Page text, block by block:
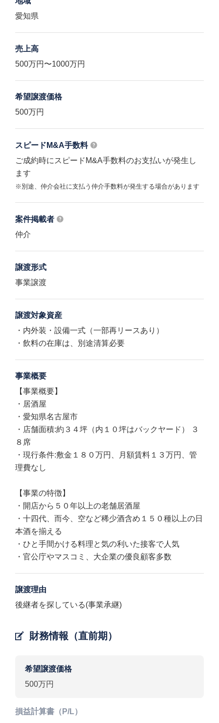
愛知県
売上高
500万円〜1000万円
希望譲渡価格
500万円
スピードM&A手数料
ご成約時にスピードM&A手数料のお支払いが発生し
ます
※別途、仲介会社に支払う仲介手数料が発生する場合があります
案件掲載者
仲介
譲渡形式
事業譲渡
譲渡対象資産
・内外装・設備一式（一部再リースあり）
・飲料の在庫は、別途清算必要
事業概要
【事業概要】
・居酒屋
・愛知県名古屋市
・店舗面積:約３４坪（内１０坪はバックヤード） ３
８席
・現行条件:敷金１８０万円、月額賃料１３万円、管
理費なし
【事業の特徴】
・開店から５０年以上の老舗居酒屋
・十四代、而今、空など稀少酒含め１５０種以上の日
本酒を揃える
・ひと手間かける料理と気の利いた接客で人気
・官公庁やマスコミ、大企業の優良顧客多数
譲渡理由
後継者を探している(事業承継)
財務情報（直前期）
希望譲渡価格
500万円
損益計算書（P/L）